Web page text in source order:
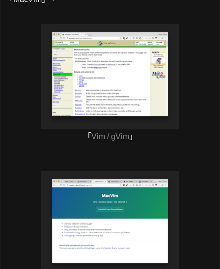
「 Vim / gVim」